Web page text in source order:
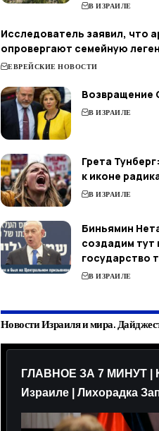
В ИЗРАИЛЕ
Исследователь заявил, что
опровергают семейную
ЕВРЕЙСКИЕ НОВОСТИ
Возвращение
В ИЗРАИЛЕ
Грета
к иконе
В ИЗРАИЛЕ
Биньямин
создадим тут
государство
В ИЗРАИЛЕ
Новости Израиля и мира.